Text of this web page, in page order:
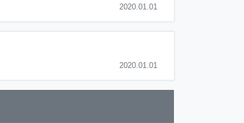
2020.01.01
2020.01.01